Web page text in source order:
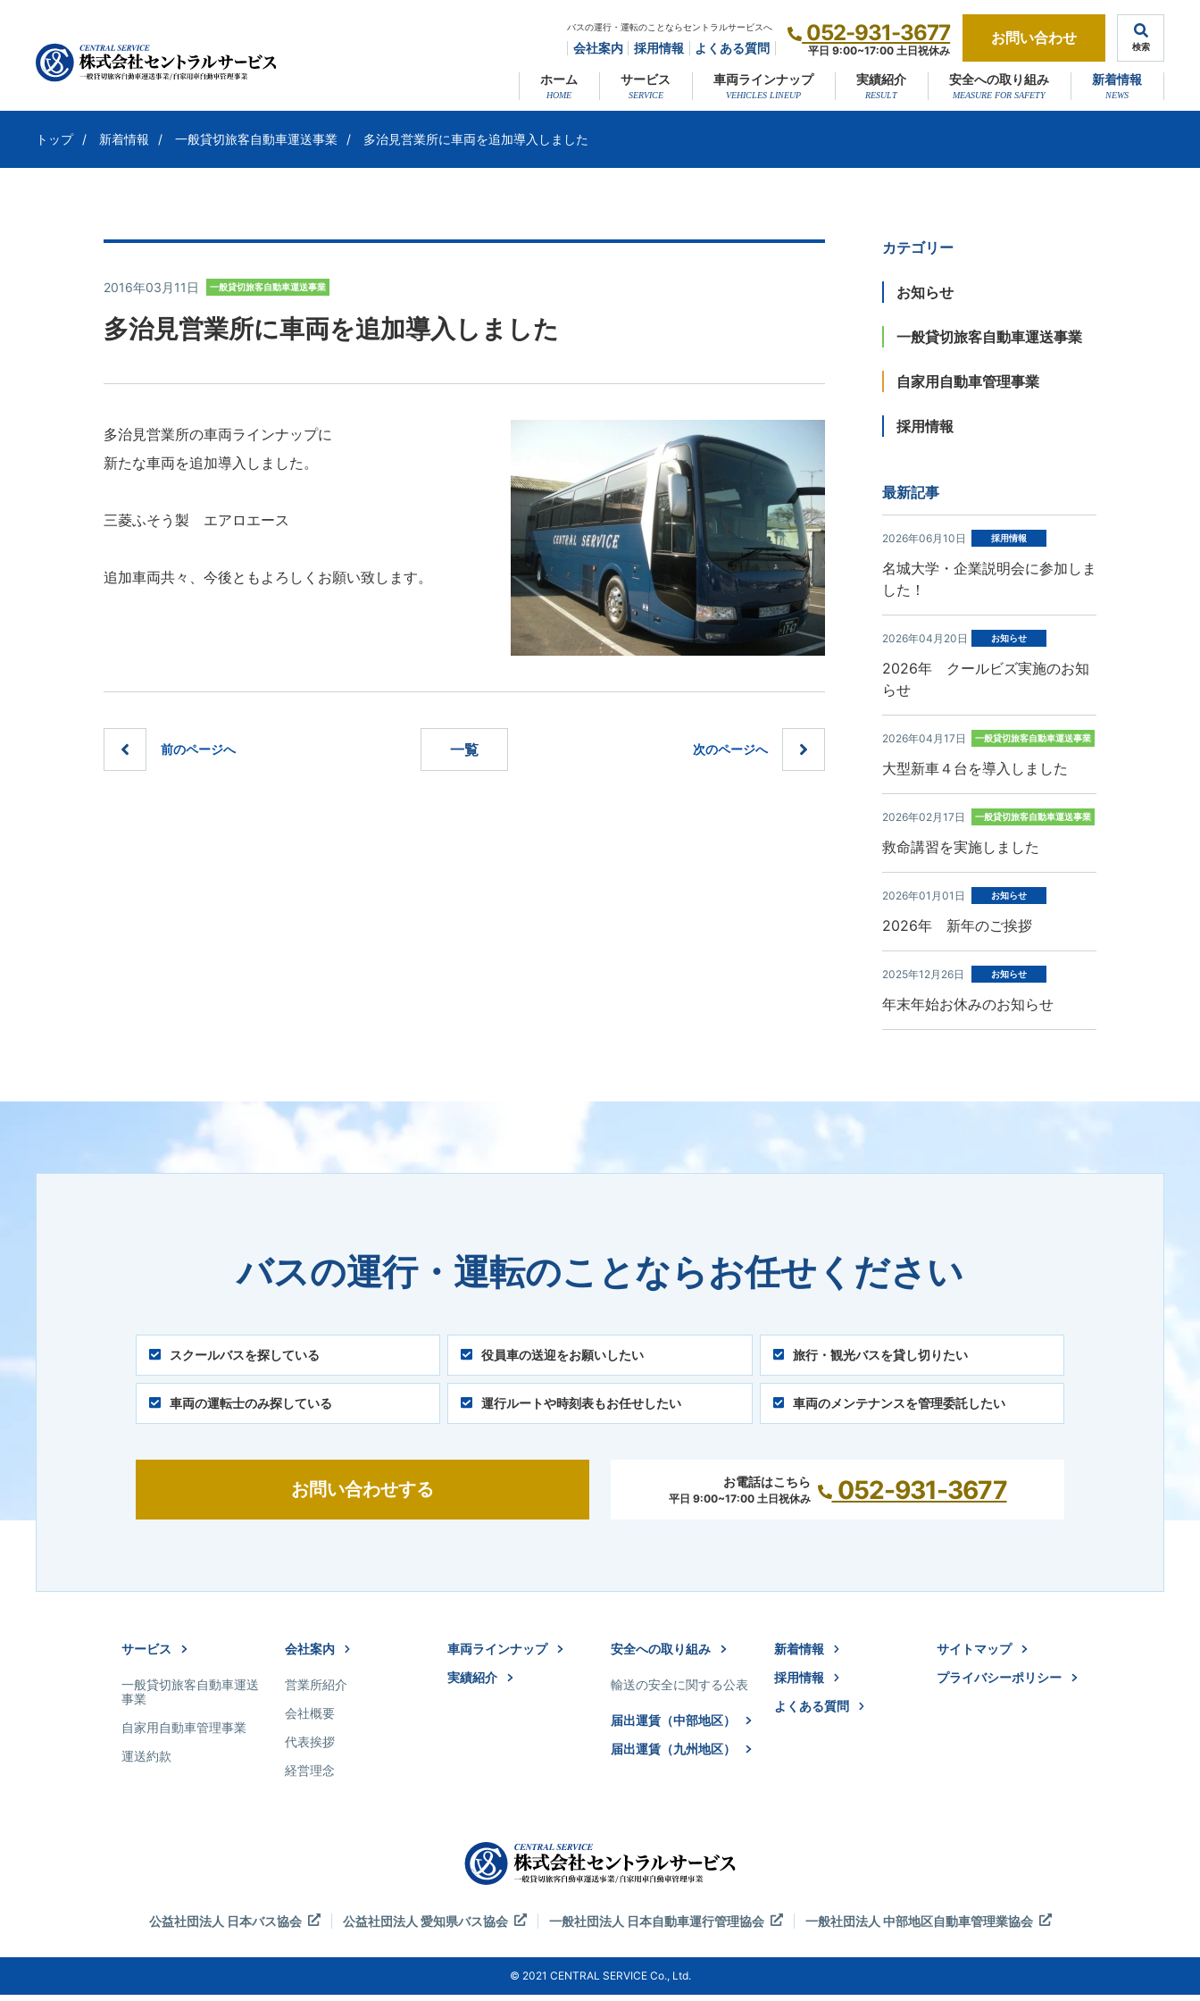
バスの運行・運転のことならセントラルサービスへ
会社案内 採用情報 よくある質問
052-931-3677
平日 9:00~17:00 土日祝休み
お問い合わせ 検索
ホーム サービス 車両ラインナップ 実績紹介 安全への取り組み 新着情報
トップ 新着情報 一般貸切旅客自動車運送事業 多治見営業所に車両を追加導入しました
2016年03月11日 一般貸切旅客自動車運送事業
多治見営業所に車両を追加導入しました
多治見営業所の車両ラインナップに
新たな車両を追加導入しました。
三菱ふそう製 エアロエース
追加車両共々、今後ともよろしくお願い致します。
一覧
カテゴリー
お知らせ
一般貸切旅客自動車運送事業
自家用自動車管理事業
採用情報
最新記事
2026年06月10日 採用情報
名城大学・企業説明会に参加しま
した！
2026年04月20日 お知らせ
2026年 クールビズ実施のお知
らせ
2026年04月17日 一般貸切旅客自動車運送事業
大型新車４台を導入しました
2026年02月17日 一般貸切旅客自動車運送事業
救命講習を実施しました
2026年01月01日 お知らせ
2026年 新年のご挨拶
2025年12月26日 お知らせ
年末年始お休みのお知らせ
バスの運行・運転のことならお任せください
スクールバスを探している 役員車の送迎をお願いしたい 旅行・観光バスを貸し切りたい
車両の運転士のみ探している 運行ルートや時刻表もお任せしたい 車両のメンテナンスを管理委託したい
お問い合わせする お電話はこちら
平日 9:00~17:00 土日祝休み 052-931-3677
サービス
一般貸切旅客自動車運送
事業
自家用自動車管理事業
運送約款
会社案内
営業所紹介
会社概要
代表挨拶
経営理念
車両ラインナップ
実績紹介
安全への取り組み
輸送の安全に関する公表
届出運賃（中部地区）
届出運賃（九州地区）
新着情報
採用情報
よくある質問
サイトマップ
プライバシーポリシー
公益社団法人 日本バス協会 公益社団法人 愛知県バス協会 一般社団法人 日本自動車運行管理協会 一般社団法人 中部地区自動車管理業協会
© 2021 CENTRAL SERVICE Co., Ltd.